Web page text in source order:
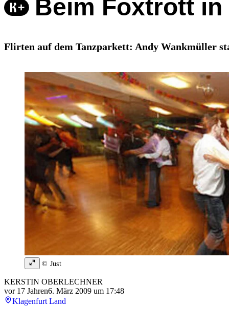
Beim Foxtrott
Flirten auf dem Tanzparkett: Andy Wankmüller
© Just
KERSTIN OBERLECHNER
vor 17 Jahren6. März 2009 um 17:48
Klagenfurt Land